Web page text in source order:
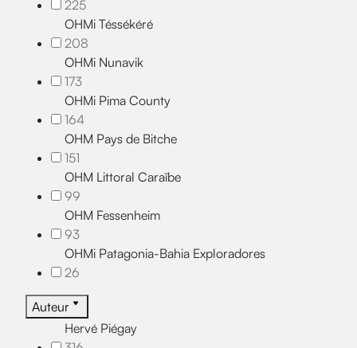
225
OHMi Téssékéré
208
OHMi Nunavik
173
OHMi Pima County
164
OHM Pays de Bitche
151
OHM Littoral Caraïbe
99
OHM Fessenheim
93
OHMi Patagonia-Bahia Exploradores
26
Auteur
Hervé Piégay